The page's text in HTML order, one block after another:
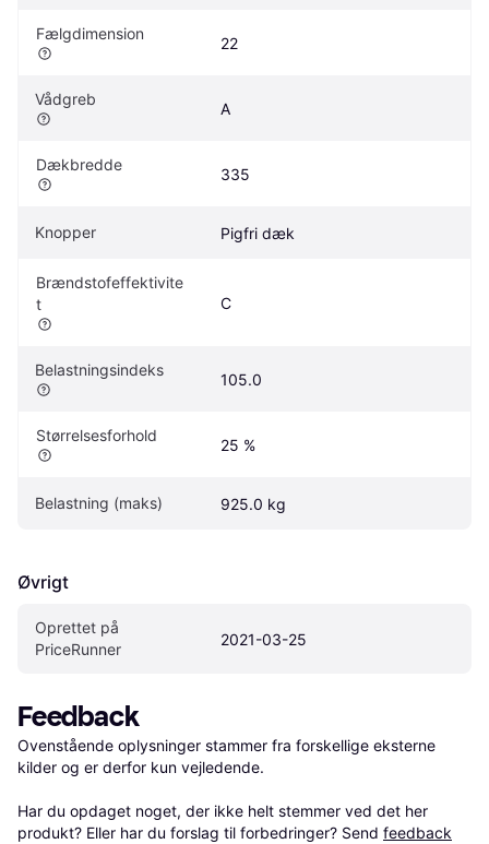
Fælgdimension
22
Vådgreb
A
Dækbredde
335
Knopper Pigfri dæk
Brændstofeffektivite
t
C
Belastningsindeks
105.0
Størrelsesforhold
25 %
Belastning (maks) 925.0 kg
Øvrigt
Oprettet på
PriceRunner
2021-03-25
Feedback
Ovenstående oplysninger stammer fra forskellige eksterne
kilder og er derfor kun vejledende.
Har du opdaget noget, der ikke helt stemmer ved det her
produkt? Eller har du forslag til forbedringer? Send feedback